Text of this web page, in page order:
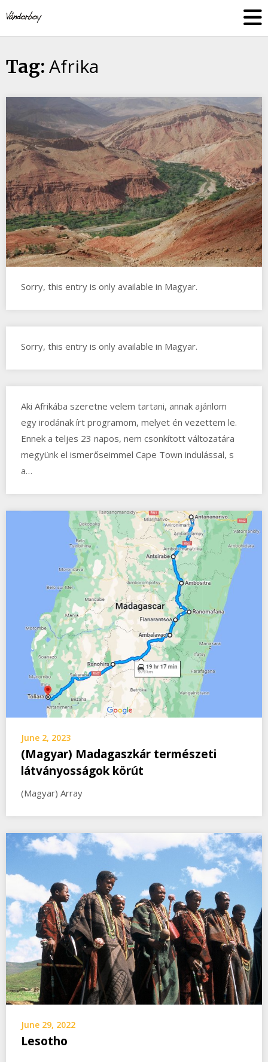
to
content
Tag: Afrika
Sorry, this entry is only available in Magyar.
Sorry, this entry is only available in Magyar.
Aki Afrikába szeretne velem tartani, annak ajánlom
egy irodának írt programom, melyet én vezettem le.
Ennek a teljes 23 napos, nem csonkított változatára
megyünk el ismerőseimmel Cape Town indulással, s
a…
June 2, 2023
(Magyar) Madagaszkár természeti
látványosságok körút
(Magyar) Array
June 29, 2022
Lesotho